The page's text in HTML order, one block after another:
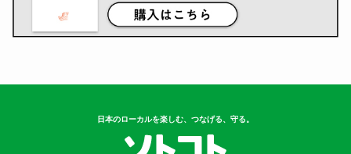
日本のローカルを楽しむ、つなげる、守る。